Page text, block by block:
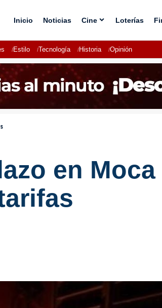
Inicio Noticias Cine Loterías
Estilo Tecnología Historia Opinión
en